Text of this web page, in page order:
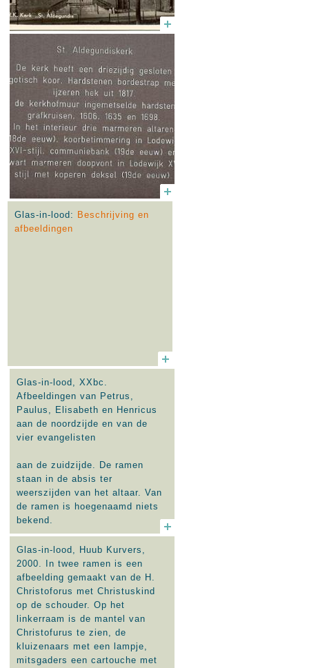
Glas-in-lood: Beschrijving en
afbeeldingen
Glas-in-lood, XXbc.
Afbeeldingen van Petrus,
Paulus, Elisabeth en Henricus
aan de noordzijde en van de
vier evangelisten
aan de zuidzijde. De ramen
staan in de absis ter
weerszijden van het altaar. Van
de ramen is hoegenaamd niets
bekend.
Glas-in-lood, Huub Kurvers,
2000. In twee ramen is een
afbeelding gemaakt van de H.
Christoforus met Christuskind
op de schouder. Op het
linkerraam is de mantel van
Christofurus te zien, de
kluizenaars met een lampje,
mitsgaders een cartouche met